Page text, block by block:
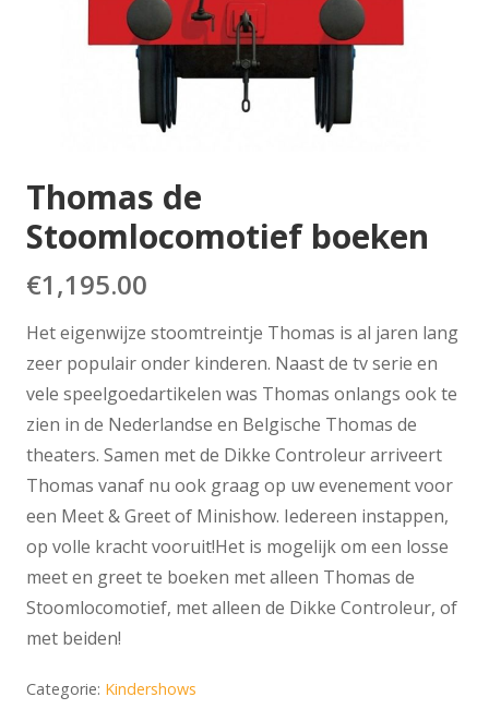
Thomas de
Stoomlocomotief boeken
€1,195.00
Het eigenwijze stoomtreintje Thomas is al jaren lang
zeer populair onder kinderen. Naast de tv serie en
vele speelgoedartikelen was Thomas onlangs ook te
zien in de Nederlandse en Belgische Thomas de
theaters. Samen met de Dikke Controleur arriveert
Thomas vanaf nu ook graag op uw evenement voor
een Meet & Greet of Minishow. Iedereen instappen,
op volle kracht vooruit!Het is mogelijk om een losse
meet en greet te boeken met alleen Thomas de
Stoomlocomotief, met alleen de Dikke Controleur, of
met beiden!
Categorie: Kindershows